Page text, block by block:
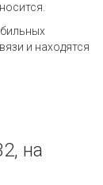
и находятся
на